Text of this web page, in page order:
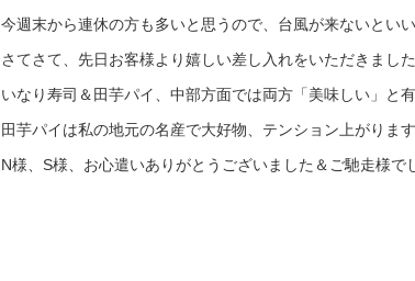
今週末から連休の方も多いと思うので、台風が来ないとい
さてさて、先日お客様より嬉しい差し入れをいただきまし
いなり寿司＆田芋パイ、中部方面では両方「美味しい」と
田芋パイは私の地元の名産で大好物、テンション上がりま
N様、S様、お心遣いありがとうございました＆ご馳走様で